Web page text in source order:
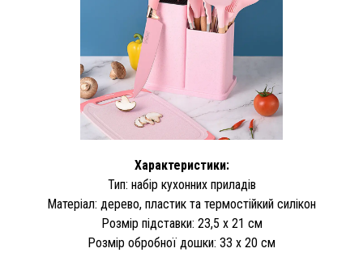
Характеристики:
Тип: набір кухонних приладів
Матеріал: дерево, пластик та термостійкий силікон
Розмір підставки: 23,5 х 21 см
Розмір обробної дошки: 33 х 20 см